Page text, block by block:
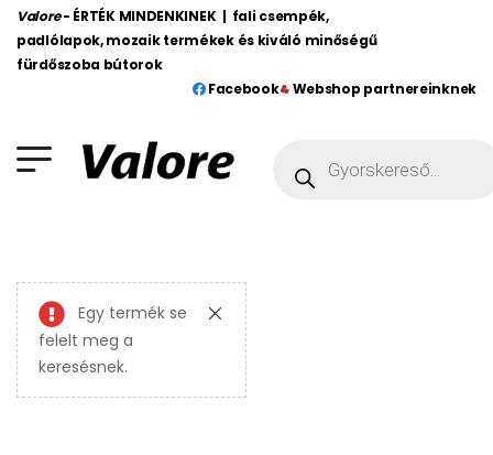
Valore - ÉRTÉK MINDENKINEK | fali csempék,
padlólapok, mozaik termékek és kiváló minőségű
fürdőszoba bútorok
Facebook
Webshop partnereinknek
Egy termék se
felelt meg a
keresésnek.